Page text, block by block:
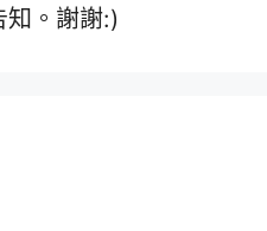
知。謝謝:)